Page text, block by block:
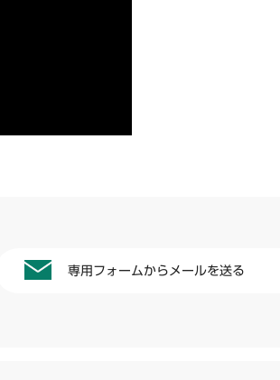
専用フォームからメールを送る